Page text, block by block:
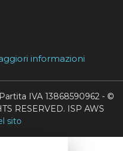
informazioni
IVA 13868590962 - ©
RESERVED. ISP AWS
sito